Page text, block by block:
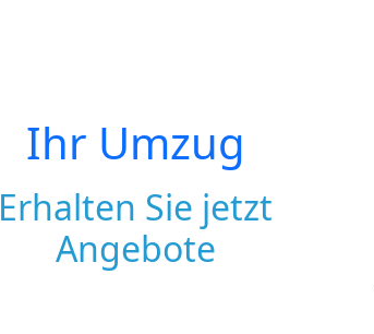
Ihr Umzug
Erhalten Sie jetzt
Angebote